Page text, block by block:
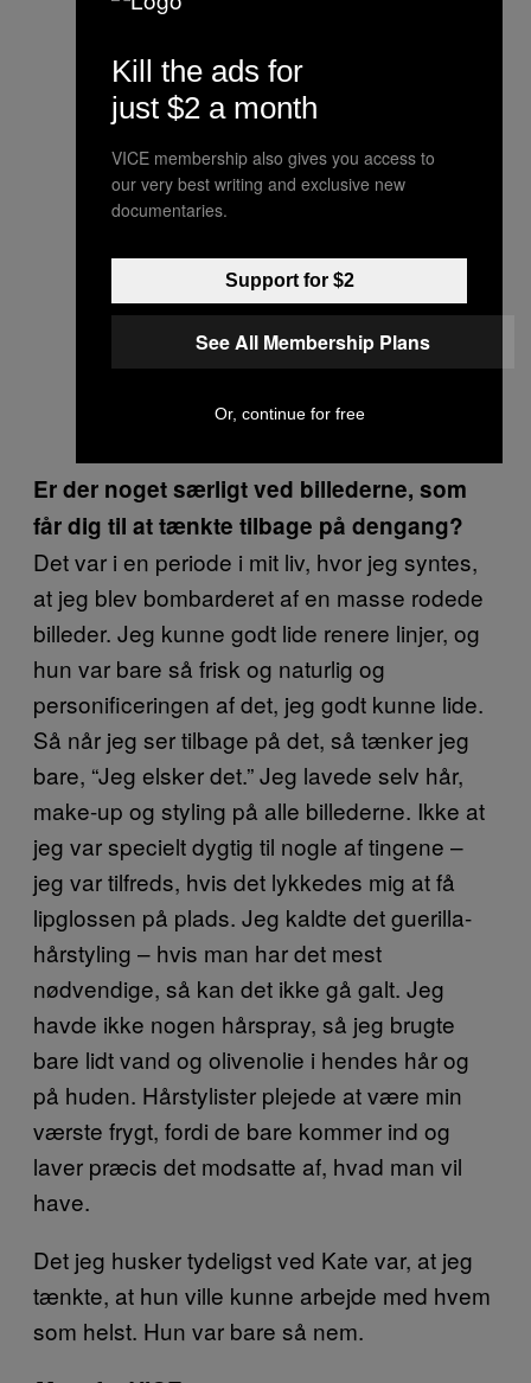
Er der noget særligt ved billederne, som
får dig til at tænkte tilbage på dengang?
Det var i en periode i mit liv, hvor jeg syntes,
at jeg blev bombarderet af en masse rodede
billeder. Jeg kunne godt lide renere linjer, og
hun var bare så frisk og naturlig og
personificeringen af det, jeg godt kunne lide.
Så når jeg ser tilbage på det, så tænker jeg
bare, “Jeg elsker det.” Jeg lavede selv hår,
make-up og styling på alle billederne. Ikke at
jeg var specielt dygtig til nogle af tingene –
jeg var tilfreds, hvis det lykkedes mig at få
lipglossen på plads. Jeg kaldte det guerilla-
hårstyling – hvis man har det mest
nødvendige, så kan det ikke gå galt. Jeg
havde ikke nogen hårspray, så jeg brugte
bare lidt vand og olivenolie i hendes hår og
på huden. Hårstylister plejede at være min
værste frygt, fordi de bare kommer ind og
laver præcis det modsatte af, hvad man vil
have.
Det jeg husker tydeligst ved Kate var, at jeg
tænkte, at hun ville kunne arbejde med hvem
som helst. Hun var bare så nem.
Kill the ads for
just $2 a month
VICE membership also gives you access to
our very best writing and exclusive new
documentaries.
Support for $2
See All Membership Plans
Or, continue for free